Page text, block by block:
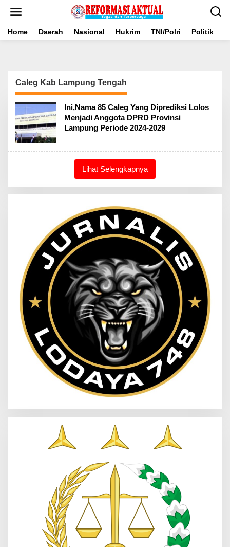
Home Daerah Nasional Hukrim TNI/Polri Politik
Caleg Kab Lampung Tengah
Ini,Nama 85 Caleg Yang Diprediksi Lolos
Menjadi Anggota DPRD Provinsi
Lampung Periode 2024-2029
Lihat Selengkapnya